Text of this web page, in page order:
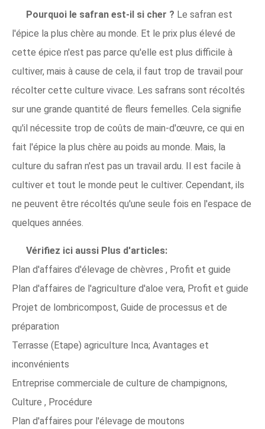
Pourquoi le safran est-il si cher ? Le safran est
l'épice la plus chère au monde. Et le prix plus élevé de
cette épice n'est pas parce qu'elle est plus difficile à
cultiver, mais à cause de cela, il faut trop de travail pour
récolter cette culture vivace. Les safrans sont récoltés
sur une grande quantité de fleurs femelles. Cela signifie
qu'il nécessite trop de coûts de main-d'œuvre, ce qui en
fait l'épice la plus chère au poids au monde. Mais, la
culture du safran n'est pas un travail ardu. Il est facile à
cultiver et tout le monde peut le cultiver. Cependant, ils
ne peuvent être récoltés qu'une seule fois en l'espace de
quelques années.
Vérifiez ici aussi Plus d'articles:
Plan d'affaires d'élevage de chèvres , Profit et guide
Plan d'affaires de l'agriculture d'aloe vera, Profit et guide
Projet de lombricompost, Guide de processus et de
préparation
Terrasse (Etape) agriculture Inca; Avantages et
inconvénients
Entreprise commerciale de culture de champignons,
Culture , Procédure
Plan d'affaires pour l'élevage de moutons